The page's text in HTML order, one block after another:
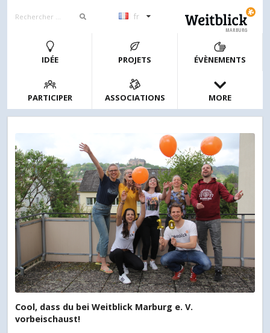
fr
MARBURG
IDÉE PROJETS ÉVÈNEMENTS
PARTICIPER ASSOCIATIONS MORE
Cool, dass du bei Weitblick Marburg e. V.
vorbeischaust!